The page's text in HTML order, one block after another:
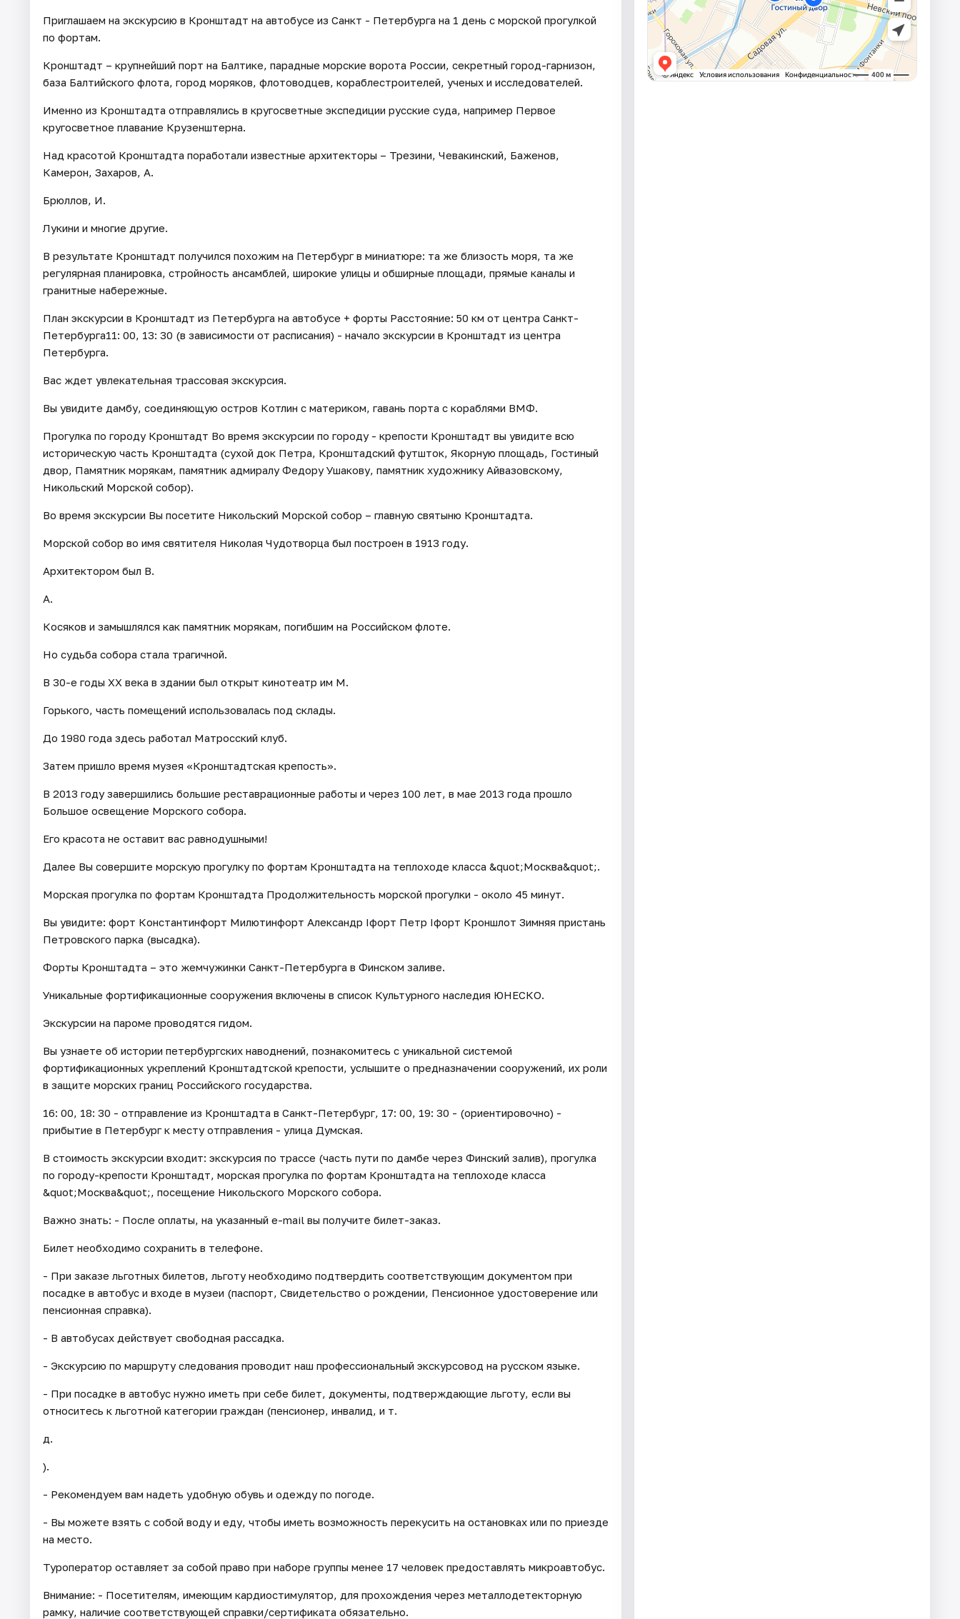
Приглашаем на экскурсию в Кронштадт на автобусе из Санкт - Петербурга на 1 день с морской прогулкой
по фортам.
Кронштадт – крупнейший порт на Балтике, парадные морские ворота России, секретный город-гарнизон,
база Балтийского флота, город моряков, флотоводцев, кораблестроителей, ученых и исследователей.
Именно из Кронштадта отправлялись в кругосветные экспедиции русские суда, например Первое
кругосветное плавание Крузенштерна.
Над красотой Кронштадта поработали известные архитекторы – Трезини, Чевакинский, Баженов,
Камерон, Захаров, А.
Брюллов, И.
Лукини и многие другие.
В результате Кронштадт получился похожим на Петербург в миниатюре: та же близость моря, та же
регулярная планировка, стройность ансамблей, широкие улицы и обширные площади, прямые каналы и
гранитные набережные.
План экскурсии в Кронштадт из Петербурга на автобусе + форты Расстояние: 50 км от центра Санкт-
Петербурга11: 00, 13: 30 (в зависимости от расписания) - начало экскурсии в Кронштадт из центра
Петербурга.
Вас ждет увлекательная трассовая экскурсия.
Вы увидите дамбу, соединяющую остров Котлин с материком, гавань порта с кораблями ВМФ.
Прогулка по городу Кронштадт Во время экскурсии по городу - крепости Кронштадт вы увидите всю
историческую часть Кронштадта (сухой док Петра, Кронштадский футшток, Якорную площадь, Гостиный
двор, Памятник морякам, памятник адмиралу Федору Ушакову, памятник художнику Айвазовскому,
Никольский Морской собор).
Во время экскурсии Вы посетите Никольский Морской собор – главную святыню Кронштадта.
Морской собор во имя святителя Николая Чудотворца был построен в 1913 году.
Архитектором был В.
А.
Косяков и замышлялся как памятник морякам, погибшим на Российском флоте.
Но судьба собора стала трагичной.
В 30-е годы XX века в здании был открыт кинотеатр им М.
Горького, часть помещений использовалась под склады.
До 1980 года здесь работал Матросский клуб.
Затем пришло время музея «Кронштадтская крепость».
В 2013 году завершились большие реставрационные работы и через 100 лет, в мае 2013 года прошло
Большое освещение Морского собора.
Его красота не оставит вас равнодушными!
Далее Вы совершите морскую прогулку по фортам Кронштадта на теплоходе класса &quot;Москва&quot;.
Морская прогулка по фортам Кронштадта Продолжительность морской прогулки - около 45 минут.
Вы увидите: форт Константинфорт Милютинфорт Александр Iфорт Петр Iфорт Кроншлот Зимняя пристань
Петровского парка (высадка).
Форты Кронштадта – это жемчужинки Санкт-Петербурга в Финском заливе.
Уникальные фортификационные сооружения включены в список Культурного наследия ЮНЕСКО.
Экскурсии на пароме проводятся гидом.
Вы узнаете об истории петербургских наводнений, познакомитесь с уникальной системой
фортификационных укреплений Кронштадтской крепости, услышите о предназначении сооружений, их роли
в защите морских границ Российского государства.
16: 00, 18: 30 - отправление из Кронштадта в Санкт-Петербург, 17: 00, 19: 30 - (ориентировочно) -
прибытие в Петербург к месту отправления - улица Думская.
В стоимость экскурсии входит: экскурсия по трассе (часть пути по дамбе через Финский залив), прогулка
по городу-крепости Кронштадт, морская прогулка по фортам Кронштадта на теплоходе класса
&quot;Москва&quot;, посещение Никольского Морского собора.
Важно знать: - После оплаты, на указанный e-mail вы получите билет-заказ.
Билет необходимо сохранить в телефоне.
- При заказе льготных билетов, льготу необходимо подтвердить соответствующим документом при
посадке в автобус и входе в музеи (паспорт, Свидетельство о рождении, Пенсионное удостоверение или
пенсионная справка).
- В автобусах действует свободная рассадка.
- Экскурсию по маршруту следования проводит наш профессиональный экскурсовод на русском языке.
- При посадке в автобус нужно иметь при себе билет, документы, подтверждающие льготу, если вы
относитесь к льготной категории граждан (пенсионер, инвалид, и т.
д.
).
- Рекомендуем вам надеть удобную обувь и одежду по погоде.
- Вы можете взять с собой воду и еду, чтобы иметь возможность перекусить на остановках или по приезде
на место.
Туроператор оставляет за собой право при наборе группы менее 17 человек предоставлять микроавтобус.
Внимание: - Посетителям, имеющим кардиостимулятор, для прохождения через металлодетекторную
рамку, наличие соответствующей справки/сертификата обязательно.